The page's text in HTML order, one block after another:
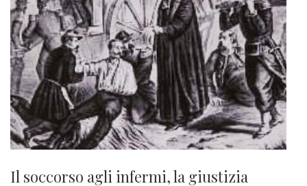
Il soccorso agli infermi, la giustizia